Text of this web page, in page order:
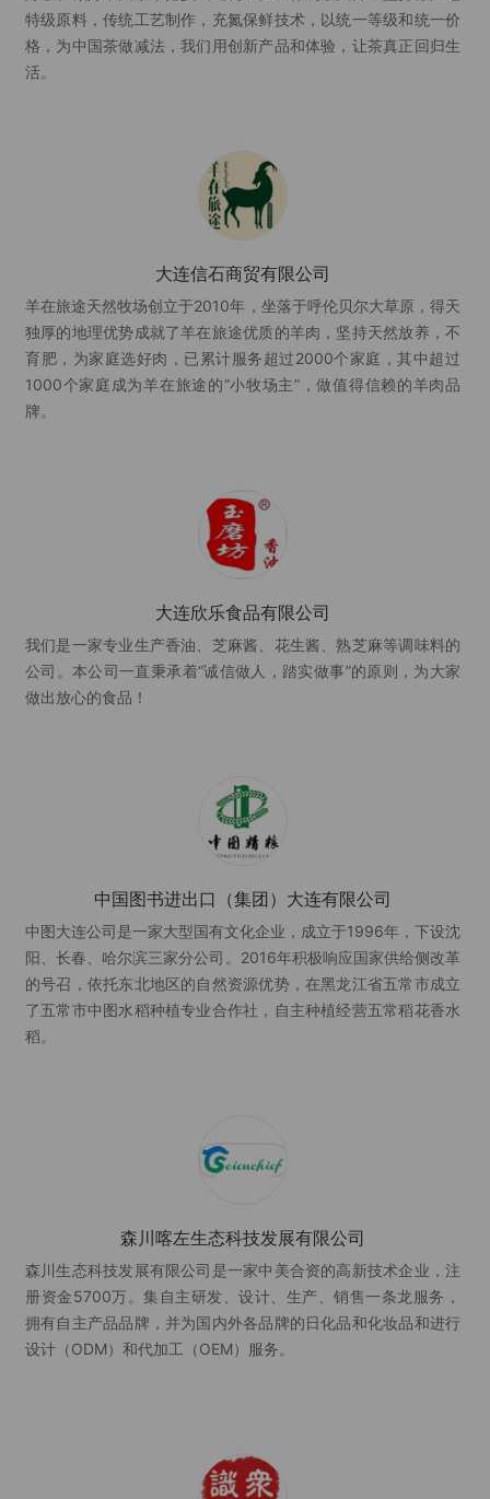
特级原料，传统工艺制作，充氮保鲜技术，以统一等级和统一价
格，为中国茶做减法，我们用创新产品和体验，让茶真正回归生
活。
大连信石商贸有限公司
羊在旅途天然牧场创立于2010年，坐落于呼伦贝尔大草原，得天
独厚的地理优势成就了羊在旅途优质的羊肉，坚持天然放养，不
育肥，为家庭选好肉，已累计服务超过2000个家庭，其中超过
1000个家庭成为羊在旅途的“小牧场主”，做值得信赖的羊肉品
牌。
大连欣乐食品有限公司
我们是一家专业生产香油、芝麻酱、花生酱、熟芝麻等调味料的
公司。本公司一直秉承着“诚信做人，踏实做事”的原则，为大家
做出放心的食品！
中国图书进出口（集团）大连有限公司
中图大连公司是一家大型国有文化企业，成立于1996年，下设沈
阳、长春、哈尔滨三家分公司。2016年积极响应国家供给侧改革
的号召，依托东北地区的自然资源优势，在黑龙江省五常市成立
了五常市中图水稻种植专业合作社，自主种植经营五常稻花香水
稻。
森川喀左生态科技发展有限公司
森川生态科技发展有限公司是一家中美合资的高新技术企业，注
册资金5700万。集自主研发、设计、生产、销售一条龙服务，
拥有自主产品品牌，并为国内外各品牌的日化品和化妆品和进行
设计（ODM）和代加工（OEM）服务。